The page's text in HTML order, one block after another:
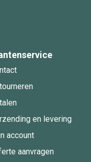
en levering
account
aanvragen